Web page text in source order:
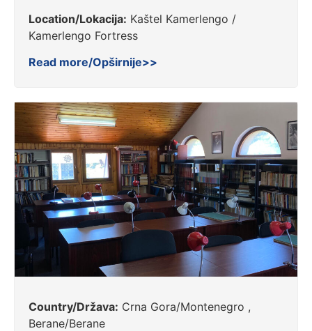
Location/Lokacija: Kaštel Kamerlengo /
Kamerlengo Fortress
Read more/Opširnije>>
Country/Država: Crna Gora/Montenegro ,
Berane/Berane